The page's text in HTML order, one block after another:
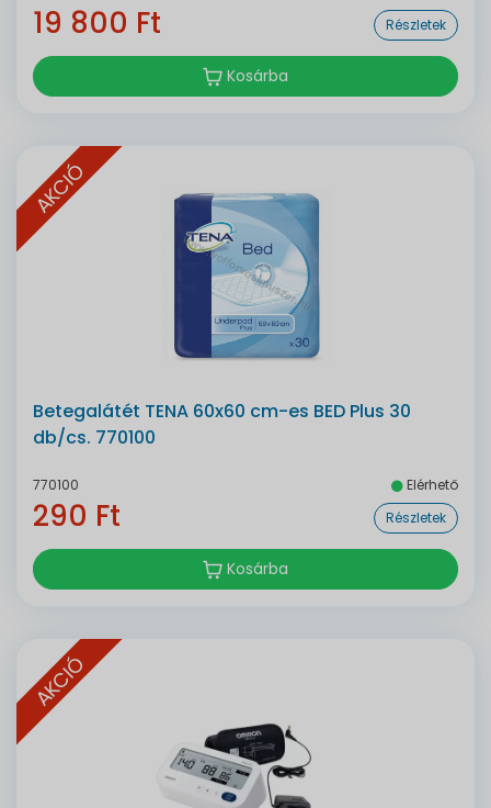
19 800 Ft Részletek
Kosárba
AKCIÓ
Betegalátét TENA 60x60 cm-es BED Plus 30
db/cs. 770100
770100 Elérhető
290 Ft Részletek
Kosárba
AKCIÓ